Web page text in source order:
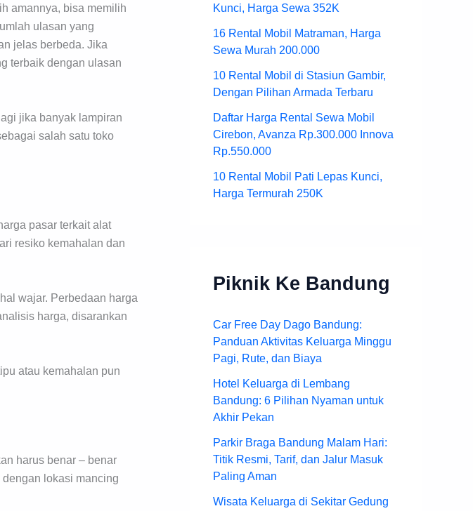
amannya, bisa memilih
ulasan yang
jelas berbeda. Jika
terbaik dengan ulasan
jika banyak lampiran
salah satu toko
pasar terkait alat
resiko kemahalan dan
wajar. Perbedaan harga
harga, disarankan
atau kemahalan pun
harus benar – benar
lokasi mancing
Kunci, Harga Sewa 352K
16 Rental Mobil Matraman, Harga
Sewa Murah 200.000
10 Rental Mobil di Stasiun Gambir,
Dengan Pilihan Armada Terbaru
Daftar Harga Rental Sewa Mobil
Cirebon, Avanza Rp.300.000 Innova
Rp.550.000
10 Rental Mobil Pati Lepas Kunci,
Harga Termurah 250K
Piknik Ke Bandung
Car Free Day Dago Bandung:
Panduan Aktivitas Keluarga Minggu
Pagi, Rute, dan Biaya
Hotel Keluarga di Lembang
Bandung: 6 Pilihan Nyaman untuk
Akhir Pekan
Parkir Braga Bandung Malam Hari:
Titik Resmi, Tarif, dan Jalur Masuk
Paling Aman
Wisata Keluarga di Sekitar Gedung